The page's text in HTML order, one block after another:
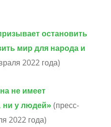
остановить
мир для народа и
2022 года)
не имеет
ни у людей» (пресс-
2022 года)